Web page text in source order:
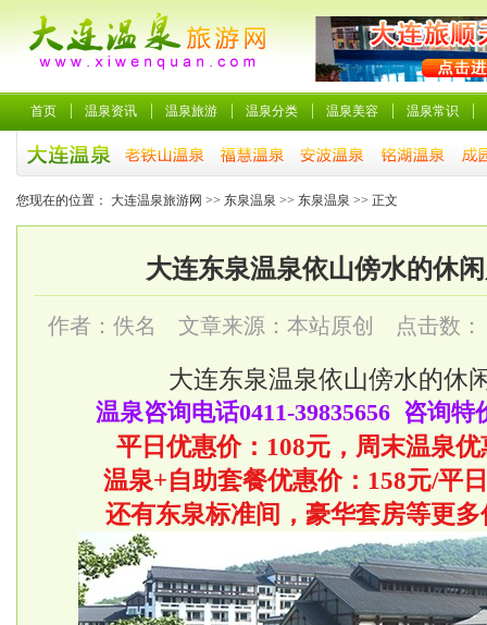
首页 温泉资讯 温泉旅游 温泉分类 温泉美容 温泉常识
您现在的位置： 大连温泉旅游网 >> 东泉温泉 >> 东泉温泉 >> 正文
大连东泉温泉依山傍水的休
作者：佚名 文章来源：本站原创 点击数：
大连东泉温泉依山傍水的休
温泉咨询电话0411-39835656 咨询特
平日优惠价：108元，周末温泉
温泉+自助套餐优惠价：158元/平
还有东泉标准间，豪华套房等更